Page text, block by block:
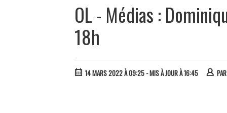
OL - Médias :
18h
14 MARS 2022 À 09:25 - MIS À JOUR À 16:45 PAR